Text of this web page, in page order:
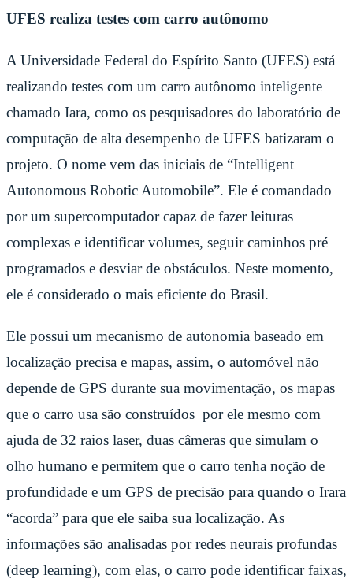
UFES realiza testes com carro autônomo
A Universidade Federal do Espírito Santo (UFES) está
realizando testes com um carro autônomo inteligente
chamado Iara, como os pesquisadores do laboratório de
computação de alta desempenho de UFES batizaram o
projeto. O nome vem das iniciais de “Intelligent
Autonomous Robotic Automobile”. Ele é comandado
por um supercomputador capaz de fazer leituras
complexas e identificar volumes, seguir caminhos pré
programados e desviar de obstáculos. Neste momento,
ele é considerado o mais eficiente do Brasil.
Ele possui um mecanismo de autonomia baseado em
localização precisa e mapas, assim, o automóvel não
depende de GPS durante sua movimentação, os mapas
que o carro usa são construídos por ele mesmo com
ajuda de 32 raios laser, duas câmeras que simulam o
olho humano e permitem que o carro tenha noção de
profundidade e um GPS de precisão para quando o Irara
“acorda” para que ele saiba sua localização. As
informações são analisadas por redes neurais profundas
(deep learning), com elas, o carro pode identificar faixas,